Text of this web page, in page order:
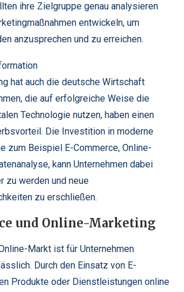
ihre Zielgruppe genau analysieren
entwickeln, um
anzusprechen und zu erreichen.
hat auch die deutsche Wirtschaft
die auf erfolgreiche Weise die
Technologie nutzen, haben einen
Die Investition in moderne
zum Beispiel E-Commerce, Online-
kann Unternehmen dabei
zu werden und neue
zu erschließen.
und Online-Marketing
Markt ist für Unternehmen
Durch den Einsatz von E-
Produkte oder Dienstleistungen online